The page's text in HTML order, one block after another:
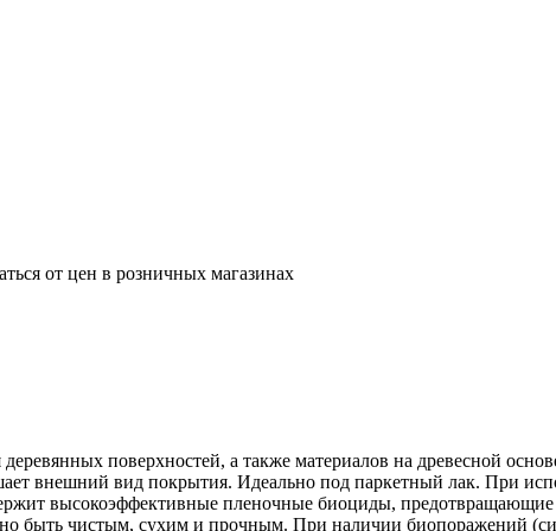
от цен в розничных магазинах
деревянных поверхностей, а также материалов на древесной
внешний вид покрытия. Идеально под паркетный лак. При
высокоэффективные пленочные биоциды,
быть чистым, сухим и прочным. При наличии биопоражений